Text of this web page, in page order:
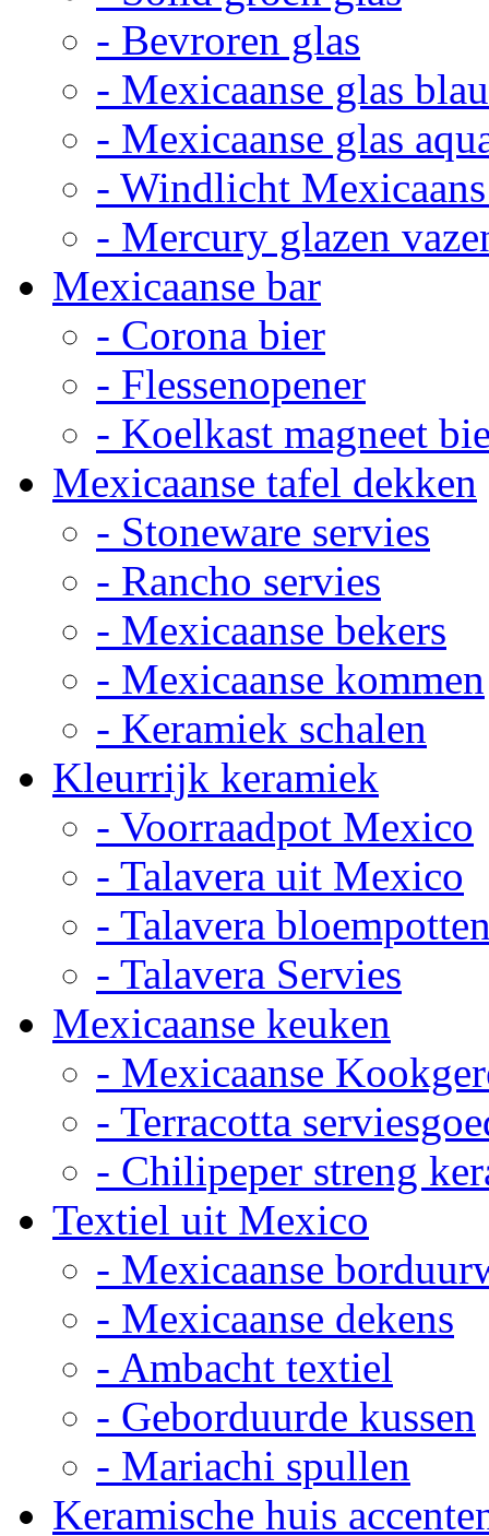
- Bevroren glas
- Mexicaanse glas
- Mexicaanse glas
- Windlicht
- Mercury glazen
Mexicaanse bar
- Corona bier
- Flessenopener
- Koelkast magneet
Mexicaanse tafel dekken
- Stoneware servies
- Rancho servies
- Mexicaanse bekers
- Mexicaanse kommen
- Keramiek schalen
Kleurrijk keramiek
- Voorraadpot Mexico
- Talavera uit Mexico
- Talavera
- Talavera Servies
Mexicaanse keuken
- Mexicaanse
- Terracotta
- Chilipeper streng
Textiel uit Mexico
- Mexicaanse
- Mexicaanse dekens
- Ambacht textiel
- Geborduurde kussen
- Mariachi spullen
Keramische huis